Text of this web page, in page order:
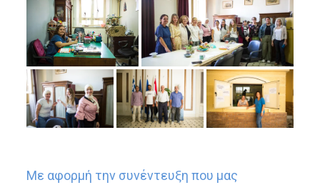
Με αφορμή την συνέντευξη που μας